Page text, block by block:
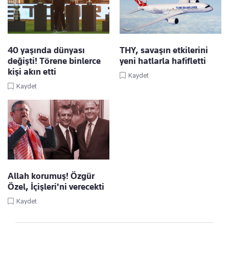
40 yaşında dünyası
değişti! Törene binlerce
kişi akın etti
Kaydet
THY, savaşın etkilerini
yeni hatlarla hafifletti
Kaydet
Allah korumuş! Özgür
Özel, İçişleri'ni verecekti
Kaydet